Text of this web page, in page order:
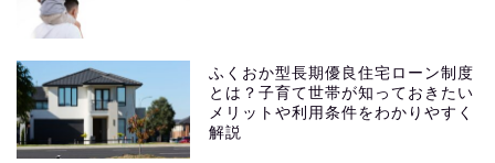
ふくおか型長期優良住宅ローン制度
とは？子育て世帯が知っておきたい
メリットや利用条件をわかりやすく
解説